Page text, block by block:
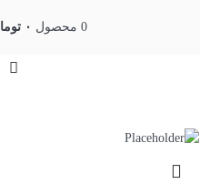
0 محصول ۰